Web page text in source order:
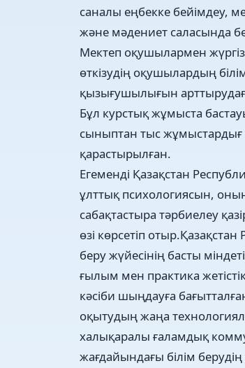
саналы еңбекке бейімдеу,
және мәдениет саласында
Мектеп оқушылармен
өткізудің оқушылардың
қызығушылығын
Бұл курстық жұмыста
сыныптан тыс жұмыстардығ
қарастырылған.
Егеменді Қазақстан
ұлттық психологиясын,
сабақтастыра тәрбиелеу
өзі көрсетіп
беру жүйесінің басты
ғылым мен практика
кәсіби шыңдауға
оқытудың жаңа
халықаралы ғаламдық
жағдайындағы білім